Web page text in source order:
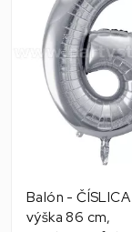
Balón -
výška 86 cm,